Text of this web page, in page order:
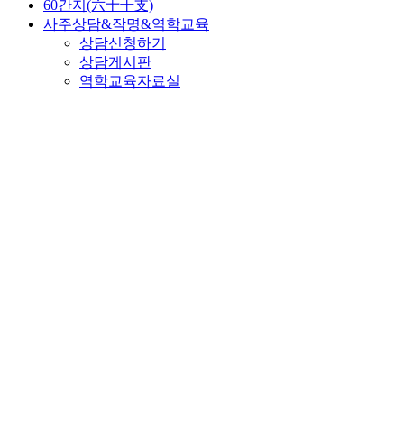
60간지(六十干支)
사주상담&작명&역학교육
상담신청하기
상담게시판
역학교육자료실